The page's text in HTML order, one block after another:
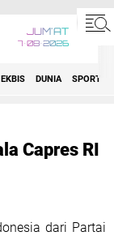
JUM'AT
7•08•2026
EKBIS DUNIA SPORT
Capres RI
dari Partai